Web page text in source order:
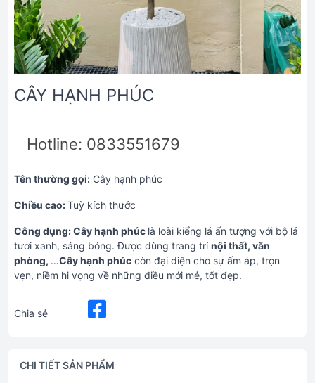
CÂY HẠNH PHÚC
Hotline: 0833551679
Tên thường gọi: Cây hạnh phúc
Chiều cao:Tuỳ kích thước
Công dụng:Cây hạnh phúc là loài kiểng lá ấn tượng với bộ lá
tươi xanh, sáng bóng. Được dùng trang trínội thất, văn
phòng, …Cây hạnh phúc còn đại diện cho sự ấm áp, trọn
vẹn, niềm hi vọng về những điều mới mẻ, tốt đẹp.
Chia sẻ
CHI TIẾT SẢN PHẨM